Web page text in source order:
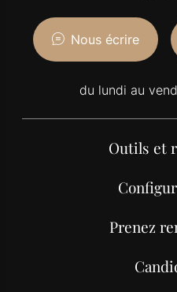
Outils et
Prenez
Nous écrire
du lundi au